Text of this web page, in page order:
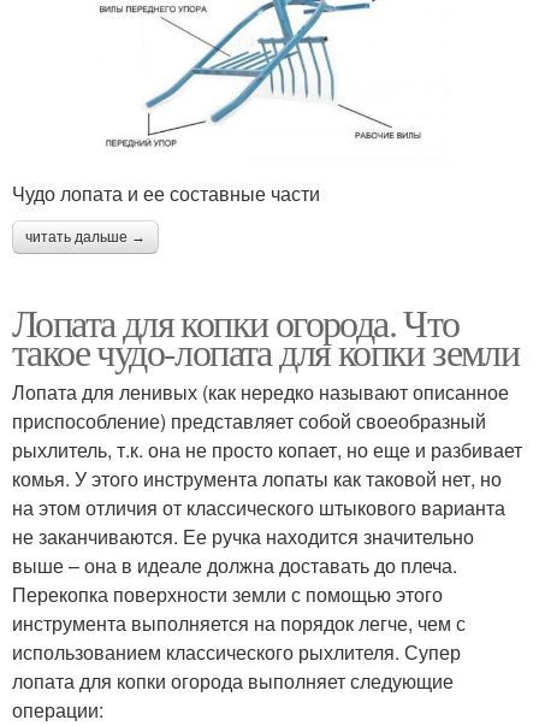
Чудо лопата и ее составные части
читать дальше →
Лопата для копки огорода. Что
такое чудо-лопата для копки земли
Лопата для ленивых (как нередко называют описанное
приспособление) представляет собой своеобразный
рыхлитель, т.к. она не просто копает, но еще и разбивает
комья. У этого инструмента лопаты как таковой нет, но
на этом отличия от классического штыкового варианта
не заканчиваются. Ее ручка находится значительно
выше – она в идеале должна доставать до плеча.
Перекопка поверхности земли с помощью этого
инструмента выполняется на порядок легче, чем с
использованием классического рыхлителя. Супер
лопата для копки огорода выполняет следующие
операции: